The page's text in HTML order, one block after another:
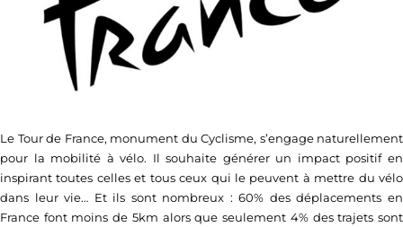
Le Tour de France, monument du Cyclisme, s’engage naturellement
pour la mobilité à vélo. Il souhaite générer un impact positif en
inspirant toutes celles et tous ceux qui le peuvent à mettre du vélo
dans leur vie… Et ils sont nombreux : 60% des déplacements en
France font moins de 5km alors que seulement 4% des trajets sont